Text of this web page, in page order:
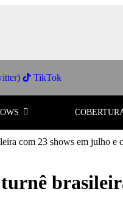
TikTok
com 23 shows em julho e